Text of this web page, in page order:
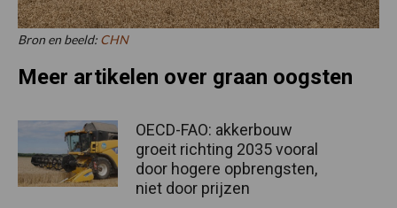
Bron en beeld: CHN
Meer artikelen over graan oogsten
OECD-FAO: akkerbouw
groeit richting 2035 vooral
door hogere opbrengsten,
niet door prijzen